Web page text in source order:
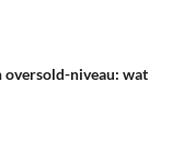
niveau: wat